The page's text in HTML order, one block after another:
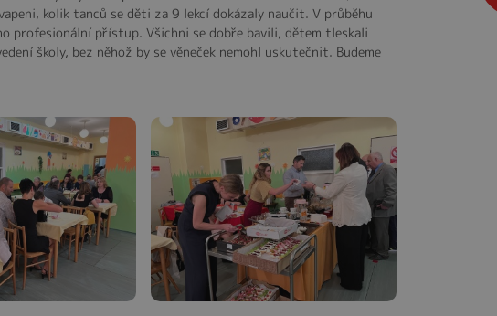
kolik tanců se děti za 9 lekcí dokázaly naučit. V průběhu
profesionální přístup. Všichni se dobře bavili, dětem tleskali
školy, bez něhož by se věneček nemohl uskutečnit. Budeme